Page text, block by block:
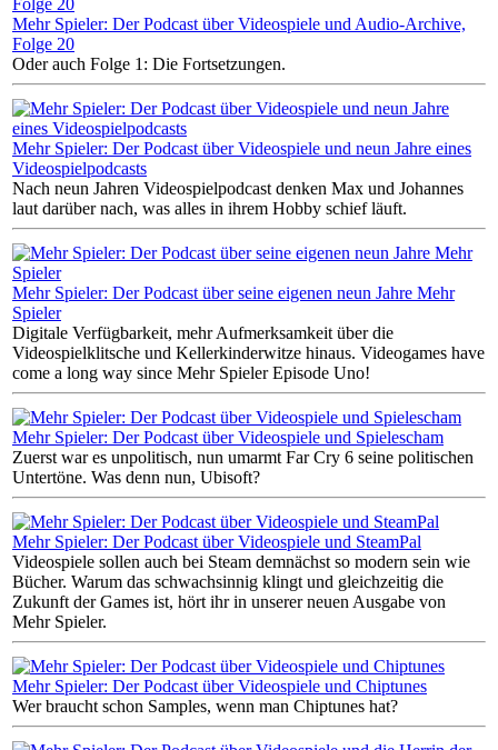
Mehr Spieler: Der Podcast über Videospiele und Audio-Archive,
Folge 20
Oder auch Folge 1: Die Fortsetzungen.
Mehr Spieler: Der Podcast über Videospiele und neun Jahre eines
Videospielpodcasts
Nach neun Jahren Videospielpodcast denken Max und Johannes
laut darüber nach, was alles in ihrem Hobby schief läuft.
Mehr Spieler: Der Podcast über seine eigenen neun Jahre Mehr
Spieler
Digitale Verfügbarkeit, mehr Aufmerksamkeit über die
Videospielklitsche und Kellerkinderwitze hinaus. Videogames have
come a long way since Mehr Spieler Episode Uno!
Mehr Spieler: Der Podcast über Videospiele und Spielescham
Zuerst war es unpolitisch, nun umarmt Far Cry 6 seine politischen
Untertöne. Was denn nun, Ubisoft?
Mehr Spieler: Der Podcast über Videospiele und SteamPal
Videospiele sollen auch bei Steam demnächst so modern sein wie
Bücher. Warum das schwachsinnig klingt und gleichzeitig die
Zukunft der Games ist, hört ihr in unserer neuen Ausgabe von
Mehr Spieler.
Mehr Spieler: Der Podcast über Videospiele und Chiptunes
Wer braucht schon Samples, wenn man Chiptunes hat?